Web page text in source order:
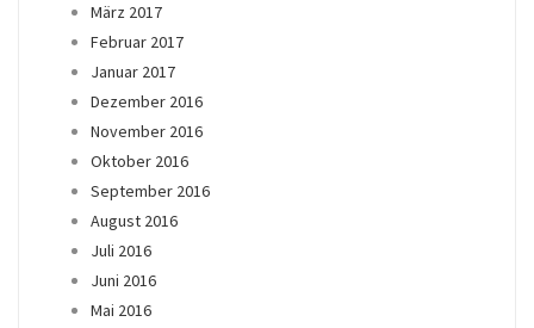
März 2017
Februar 2017
Januar 2017
Dezember 2016
November 2016
Oktober 2016
September 2016
August 2016
Juli 2016
Juni 2016
Mai 2016